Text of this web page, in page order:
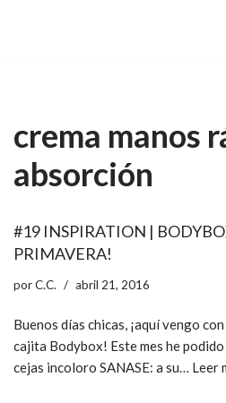
crema manos
absorción
#19 INSPIRATION |
PRIMAVERA!
porC.C. abril 21, 2016
Buenos días chicas, ¡aquí vengo
cajita Bodybox! Este mes he
cejas incoloro SANASE: a su… Leer